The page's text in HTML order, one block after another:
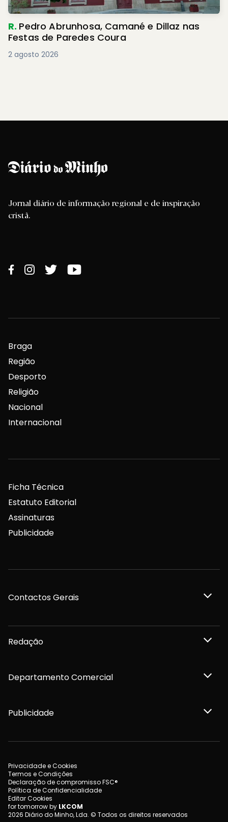
R. Pedro Abrunhosa, Camané e Dillaz nas
Festas de Paredes Coura
2 agosto 2026
Jornal diário de informação regional e de inspiração
cristã.
Braga
Região
Desporto
Religião
Nacional
Internacional
Ficha Técnica
Estatuto Editorial
Assinaturas
Publicidade
Contactos Gerais
Redação
Departamento Comercial
Publicidade
Privacidade e Cookies
Termos e Condições
Declaração de compromisso FSC®
Política de Confidencialidade
Editar Cookies
for tomorrow by LKCOM
2026 Diário do Minho, Lda. © Todos os direitos reservados